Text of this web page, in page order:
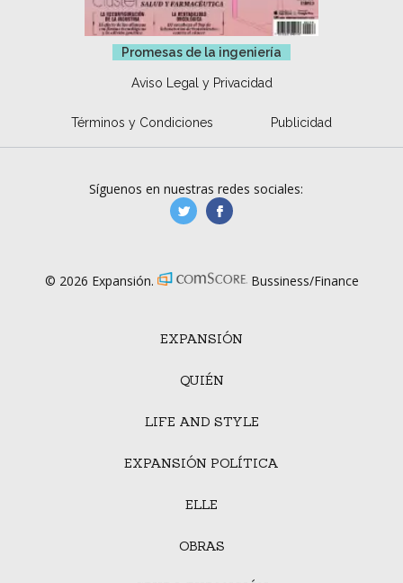
Promesas de la ingeniería
Aviso Legal y Privacidad
Términos y Condiciones Publicidad
EXPANSIÓN
QUIÉN
LIFE AND STYLE
EXPANSIÓN POLÍTICA
ELLE
OBRAS
Síguenos en nuestras redes sociales:
manufacturaGE
© 2026 Expansión. Bussiness/Finance